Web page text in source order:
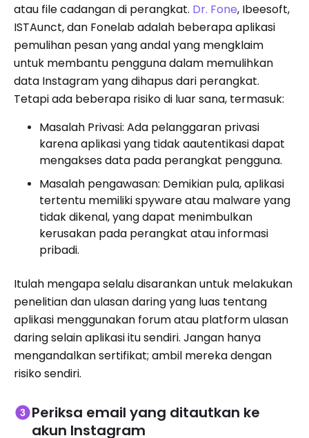
atau file cadangan di perangkat. Dr. Fone, Ibeesoft,
ISTAunct, dan Fonelab adalah beberapa aplikasi
pemulihan pesan yang andal yang mengklaim
untuk membantu pengguna dalam memulihkan
data Instagram yang dihapus dari perangkat.
Tetapi ada beberapa risiko di luar sana, termasuk:
Masalah Privasi: Ada pelanggaran privasi
karena aplikasi yang tidak aautentikasi dapat
mengakses data pada perangkat pengguna.
Masalah pengawasan: Demikian pula, aplikasi
tertentu memiliki spyware atau malware yang
tidak dikenal, yang dapat menimbulkan
kerusakan pada perangkat atau informasi
pribadi.
Itulah mengapa selalu disarankan untuk melakukan
penelitian dan ulasan daring yang luas tentang
aplikasi menggunakan forum atau platform ulasan
daring selain aplikasi itu sendiri. Jangan hanya
mengandalkan sertifikat; ambil mereka dengan
risiko sendiri.
Periksa email yang ditautkan ke
akun Instagram